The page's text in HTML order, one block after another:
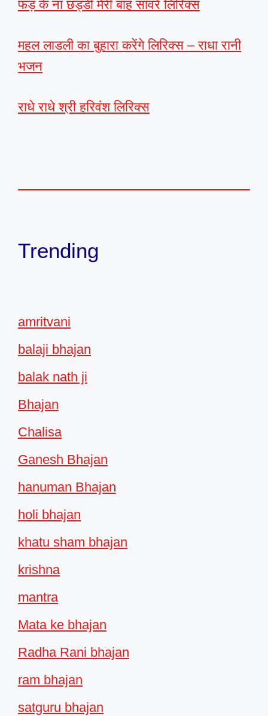
फड़ के ना छड्डी मेरी बांह सांवरे लिरिक्स
महल लाडली का बुहारा करेंगे लिरिक्स – राधा रानी
भजन
राधे राधे श्री हरिवंश लिरिक्स
Trending
amritvani
balaji bhajan
balak nath ji
Bhajan
Chalisa
Ganesh Bhajan
hanuman Bhajan
holi bhajan
khatu sham bhajan
krishna
mantra
Mata ke bhajan
Radha Rani bhajan
ram bhajan
satguru bhajan